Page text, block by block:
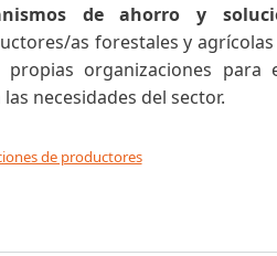
de ahorro y
as forestales y
propias organizaciones
necesidades del sector.
de productores